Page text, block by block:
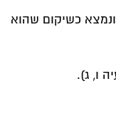
ונמצא כשיקום שהוא
ו, ג).